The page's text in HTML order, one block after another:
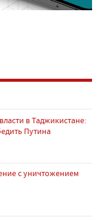
в Таджикистане:
Путина
с уничтожением